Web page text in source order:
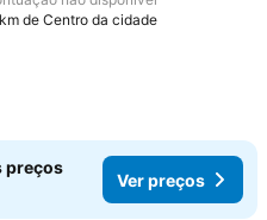
de Centro da cidade
preços
Ver preços